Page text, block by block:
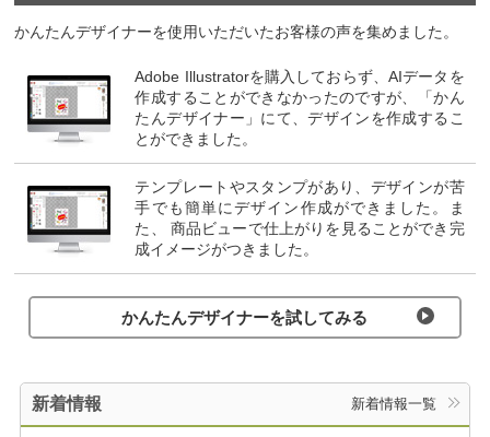
かんたんデザイナーを使⽤いただいたお客様の声を集めました。
Adobe Illustratorを購⼊しておらず、AIデータを
作成することができなかったのですが、「かん
たんデザイナー」にて、デザインを作成するこ
とができました。
テンプレートやスタンプがあり、デザインが苦
⼿でも簡単にデザイン作成ができました。ま
た、 商品ビューで仕上がりを⾒ることができ完
成イメージがつきました。
かんたんデザイナーを試してみる
新着情報 新着情報一覧